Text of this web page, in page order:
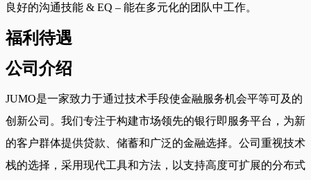
良好的沟通技能 & EQ – 能在多元化的团队中工作。
福利待遇
公司介绍
JUMO是一家致力于通过技术手段使金融服务机会平等可及的
创新公司。我们专注于构建市场领先的银行即服务平台，为新
的客户群体提供贷款、储蓄和广泛的金融选择。公司重视技术
栈的选择，采用现代工具和方法，以支持高度可扩展的分布式